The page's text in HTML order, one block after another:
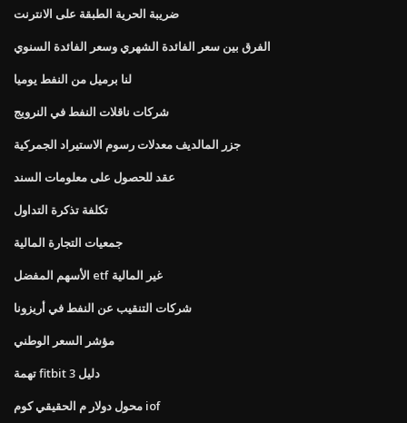
ضريبة الحرية الطبقة على الانترنت
الفرق بين سعر الفائدة الشهري وسعر الفائدة السنوي
لنا برميل من النفط يوميا
شركات ناقلات النفط في النرويج
جزر المالديف معدلات رسوم الاستيراد الجمركية
عقد للحصول على معلومات السند
تكلفة تذكرة التداول
جمعيات التجارة المالية
الأسهم المفضل etf غير المالية
شركات التنقيب عن النفط في أريزونا
مؤشر السعر الوطني
تهمة fitbit 3 دليل
محول دولار م الحقيقي كوم iof